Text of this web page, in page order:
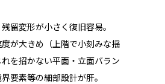
留変形が小さく復旧容易。
度が大きめ（上階で小刻みな揺
を招かない平面・立面バラン
要素等の細部設計が肝。